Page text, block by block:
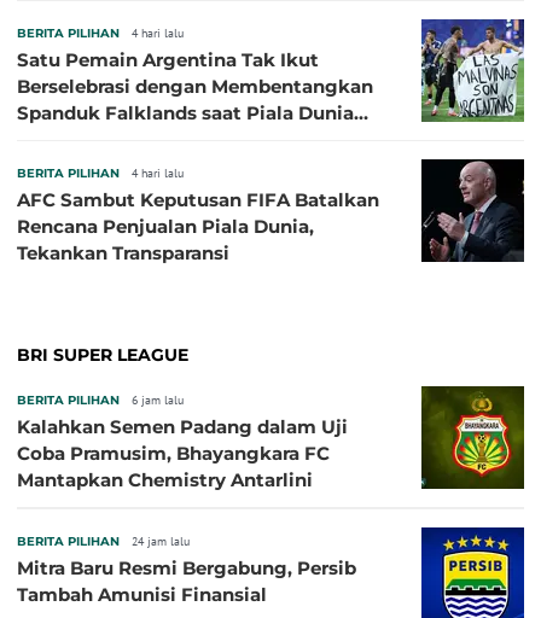
BERITA PILIHAN 4 hari lalu
Satu Pemain Argentina Tak Ikut
Berselebrasi dengan Membentangkan
Spanduk Falklands saat Piala Dunia
BERITA PILIHAN 4 hari lalu
AFC Sambut Keputusan FIFA Batalkan
Rencana Penjualan Piala Dunia,
Tekankan Transparansi
BRI SUPER LEAGUE
BERITA PILIHAN 6 jam lalu
Kalahkan Semen Padang dalam Uji
Coba Pramusim, Bhayangkara FC
Mantapkan Chemistry Antarlini
BERITA PILIHAN 24 jam lalu
Mitra Baru Resmi Bergabung, Persib
Tambah Amunisi Finansial